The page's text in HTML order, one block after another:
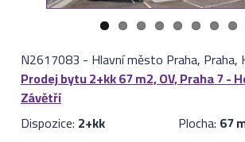
N2617083 - Hlavní město Praha, Praha,
Prodej bytu 2+kk 67 m2, OV, Praha 7 -
Závětří
Dispozice: 2+kk Plocha: 67